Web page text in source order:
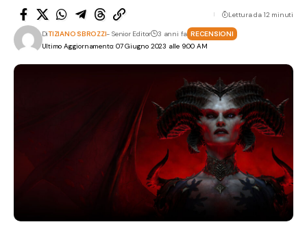
Ultimo Aggiornamento: 07 Giugno 2023 alle 9:00 AM
DiTIZIANO SBROZZI- Senior Editor 3 anni fa RECENSIONI
Lettura da 12 minuti